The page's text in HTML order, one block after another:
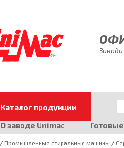
Завода
Каталог продукции
О заводе Unimac
/ Промышленные стиральные машины /